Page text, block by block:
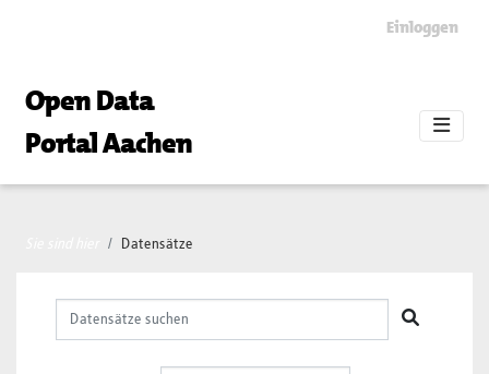
Einloggen
Open Data
Portal Aachen
Datensätze